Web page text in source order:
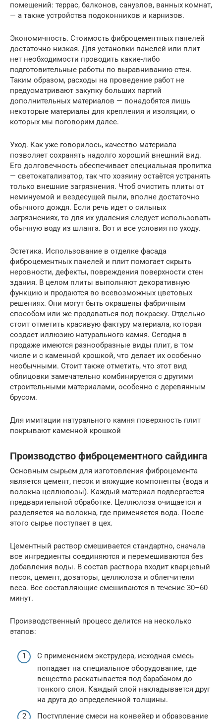
помещений: террас, балконов, санузлов, ванных комнат,
— а также устройства подоконников и карнизов.
Экономичность. Стоимость фиброцементных панелей
достаточно низкая. Для установки панелей или плит
нет необходимости проводить какие-либо
подготовительные работы по выравниванию стен.
Таким образом, расходы на проведение работ не
предусматривают закупку больших партий
дополнительных материалов — понадобятся лишь
некоторые материалы для крепления и изоляции, о
которых мы поговорим далее.
Уход. Как уже говорилось, качество материала
позволяет сохранять надолго хороший внешний вид.
Его долговечность обеспечивает специальная пропитка
— светокатализатор, так что хозяину остаётся устранять
только внешние загрязнения. Чтоб очистить плиты от
неминуемой и вездесущей пыли, вполне достаточно
обычного дождя. Если речь идет о сильных
загрязнениях, то для их удаления следует использовать
обычную воду из шланга. Вот и все условия по уходу.
Эстетика. Использование в отделке фасада
фиброцементных панелей и плит помогает скрыть
неровности, дефекты, повреждения поверхности стен
здания. В целом плиты выполняют декоративную
функцию и продаются во всевозможных цветовых
решениях. Они могут быть окрашены фабричным
способом или же продаваться под покраску. Отдельно
стоит отметить красивую фактуру материала, которая
создает иллюзию натурального камня. Сегодня в
продаже имеются разнообразные виды плит, в том
числе и с каменной крошкой, что делает их особенно
необычными. Стоит также отметить, что этот вид
облицовки замечательно комбинируется с другими
строительными материалами, особенно с деревянным
брусом.
Для имитации натурального камня поверхность плит
покрывают каменной крошкой
Производство фиброцементного сайдинга
Основным сырьем для изготовления фиброцемента
является цемент, песок и вяжущие компоненты (вода и
волокна целлюлозы). Каждый материал подвергается
предварительной обработке. Целлюлоза очищается и
разделяется на волокна, где применяется вода. После
этого сырье поступает в цех.
Цементный раствор смешивается стандартно, сначала
все ингредиенты соединяются и перемешиваются без
добавления воды. В состав раствора входит кварцевый
песок, цемент, дозаторы, целлюлоза и облегчители
веса. Все составляющие смешиваются в течение 30–60
минут.
Производственный процесс делится на несколько
этапов:
С применением экструдера, исходная смесь
попадает на специальное оборудование, где
вещество раскатывается под барабаном до
тонкого слоя. Каждый слой накладывается друг
на друга до определенной толщины.
Поступление смеси на конвейер и образование